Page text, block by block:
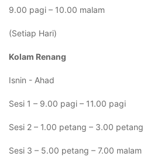
9.00 pagi – 10.00 malam
(Setiap Hari)
Kolam Renang
Isnin - Ahad
Sesi 1 – 9.00 pagi – 11.00 pagi
Sesi 2 – 1.00 petang – 3.00 petang
Sesi 3 – 5.00 petang – 7.00 malam